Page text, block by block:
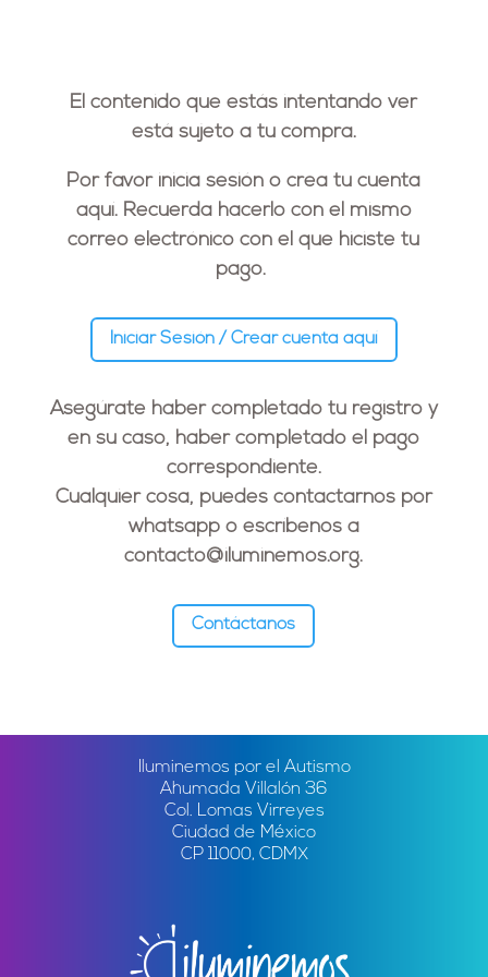
El contenido que estás intentando ver
está sujeto a tu compra.
Por favor inicia sesión o crea tu cuenta
aquí. Recuerda hacerlo con el mismo
correo electrónico con el que hiciste tu
pago.
Iniciar Sesión / Crear cuenta aquí
Asegúrate haber completado tu registro y
en su caso, haber completado el pago
correspondiente.
Cualquier cosa, puedes contactarnos por
whatsapp o escríbenos a
contacto@iluminemos.org.
Contáctanos
Iluminemos por el Autismo
Ahumada Villalón 36
Col. Lomas Virreyes
Ciudad de México
CP 11000, CDMX